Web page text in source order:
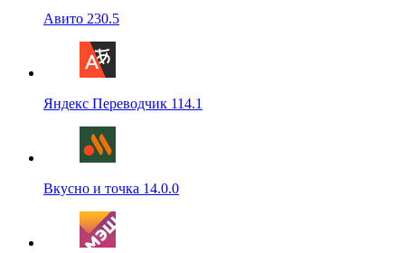
Авито 230.5
Яндекс Переводчик 114.1
Вкусно и точка 14.0.0